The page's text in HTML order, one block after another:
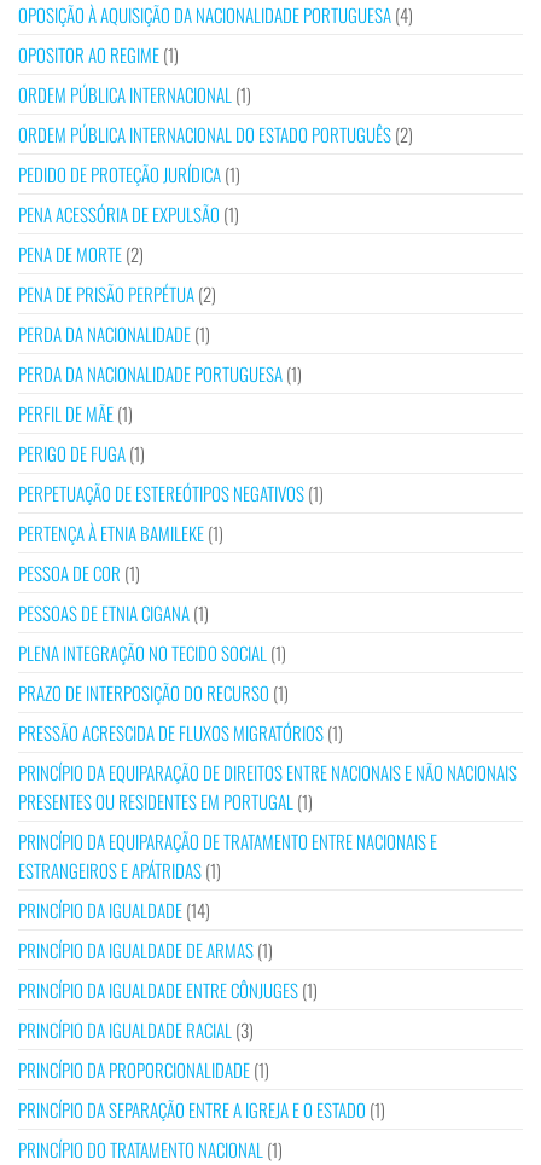
OPOSIÇÃO À AQUISIÇÃO DA NACIONALIDADE PORTUGUESA(4)
OPOSITOR AO REGIME(1)
ORDEM PÚBLICA INTERNACIONAL (1)
ORDEM PÚBLICA INTERNACIONAL DO ESTADO PORTUGUÊS(2)
PEDIDO DE PROTEÇÃO JURÍDICA(1)
PENA ACESSÓRIA DE EXPULSÃO (1)
PENA DE MORTE(2)
PENA DE PRISÃO PERPÉTUA(2)
PERDA DA NACIONALIDADE(1)
PERDA DA NACIONALIDADE PORTUGUESA(1)
PERFIL DE MÃE(1)
PERIGO DE FUGA(1)
PERPETUAÇÃO DE ESTEREÓTIPOS NEGATIVOS(1)
PERTENÇA À ETNIA BAMILEKE(1)
PESSOA DE COR (1)
PESSOAS DE ETNIA CIGANA(1)
PLENA INTEGRAÇÃO NO TECIDO SOCIAL (1)
PRAZO DE INTERPOSIÇÃO DO RECURSO (1)
PRESSÃO ACRESCIDA DE FLUXOS MIGRATÓRIOS(1)
PRINCÍPIO DA EQUIPARAÇÃO DE DIREITOS ENTRE NACIONAIS E NÃO NACIONAIS
PRESENTES OU RESIDENTES EM PORTUGAL (1)
PRINCÍPIO DA EQUIPARAÇÃO DE TRATAMENTO ENTRE NACIONAIS E
ESTRANGEIROS E APÁTRIDAS(1)
PRINCÍPIO DA IGUALDADE(14)
PRINCÍPIO DA IGUALDADE DE ARMAS(1)
PRINCÍPIO DA IGUALDADE ENTRE CÔNJUGES(1)
PRINCÍPIO DA IGUALDADE RACIAL (3)
PRINCÍPIO DA PROPORCIONALIDADE(1)
PRINCÍPIO DA SEPARAÇÃO ENTRE A IGREJA E O ESTADO (1)
PRINCÍPIO DO TRATAMENTO NACIONAL (1)